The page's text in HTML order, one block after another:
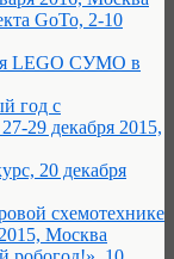
GoTo, 2-10
LEGO СУМО в
год с
29 декабря 2015,
20 декабря
схемотехнике
Москва